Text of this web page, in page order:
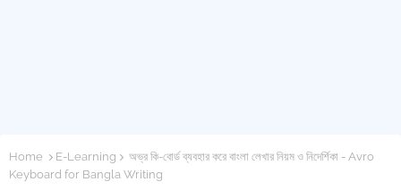
Home E-Learning
অভ্র কি-বোর্ড ব্যবহার করে বাংলা লেখার নিয়ম ও নিদের্শিকা - Avro
Keyboard for Bangla Writing